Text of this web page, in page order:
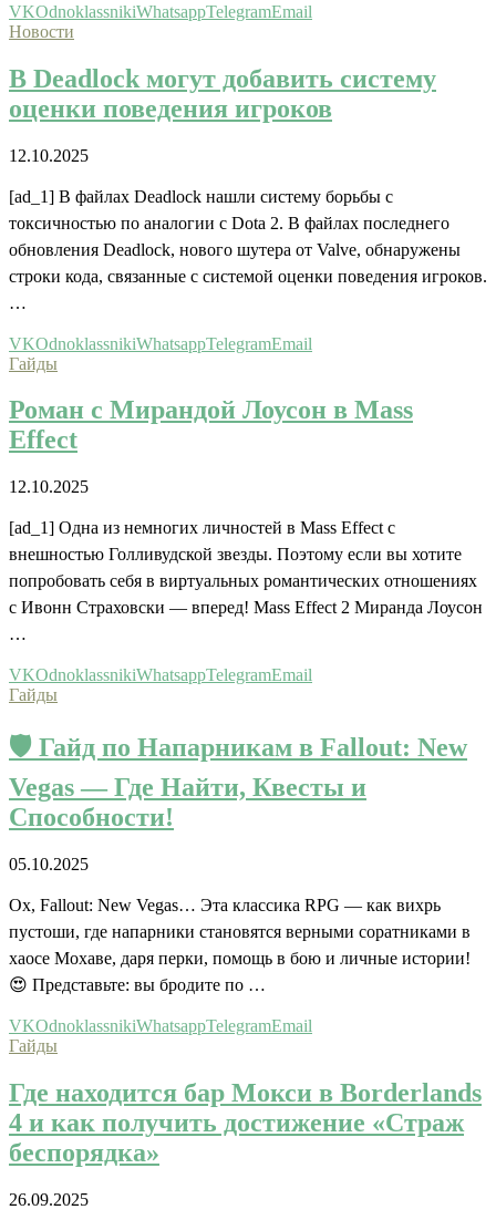
VKOdnoklassnikiWhatsappTelegramEmail
Новости
В Deadlock могут добавить систему
оценки поведения игроков
12.10.2025
[ad_1] В файлах Deadlock нашли систему борьбы с
токсичностью по аналогии с Dota 2. В файлах последнего
обновления Deadlock, нового шутера от Valve, обнаружены
строки кода, связанные с системой оценки поведения игроков.
…
VKOdnoklassnikiWhatsappTelegramEmail
Гайды
Роман с Мирандой Лоусон в Mass
Effect
12.10.2025
[ad_1] Одна из немногих личностей в Mass Effect с
внешностью Голливудской звезды. Поэтому если вы хотите
попробовать себя в виртуальных романтических отношениях
с Ивонн Страховски — вперед! Mass Effect 2 Миранда Лоусон
…
VKOdnoklassnikiWhatsappTelegramEmail
Гайды
🛡️ Гайд по Напарникам в Fallout: New
Vegas — Где Найти, Квесты и
Способности!
05.10.2025
Ох, Fallout: New Vegas… Эта классика RPG — как вихрь
пустоши, где напарники становятся верными соратниками в
хаосе Мохаве, даря перки, помощь в бою и личные истории!
😍 Представьте: вы бродите по …
VKOdnoklassnikiWhatsappTelegramEmail
Гайды
Где находится бар Мокси в Borderlands
4 и как получить достижение «Страж
беспорядка»
26.09.2025